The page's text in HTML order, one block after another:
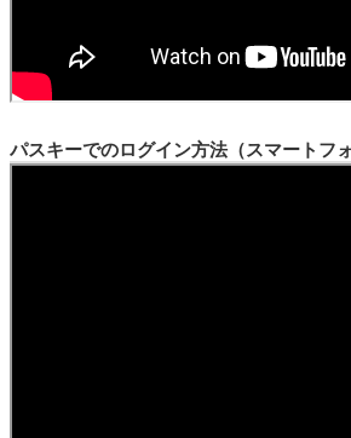
パスキーでのログイン方法（スマートフォ